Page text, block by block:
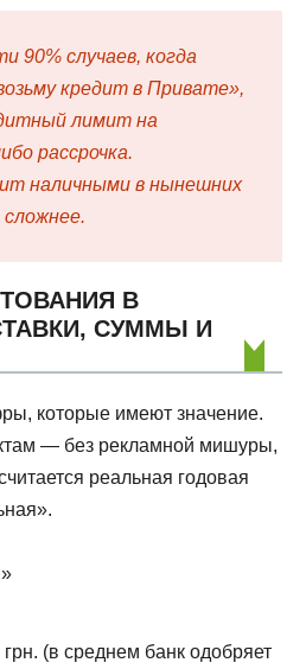
90% случаев, когда
кредит в Привате»,
лимит на
рассрочка.
наличными в нынешних
сложнее.
В
СУММЫ И
которые имеют значение.
— без рекламной мишуры,
реальная годовая
(в среднем банк одобряет